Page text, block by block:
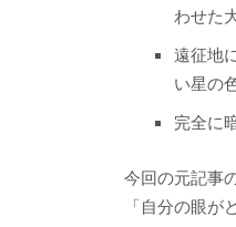
わせた
遠征地
い星の
完全に
今回の元記事
「自分の眼